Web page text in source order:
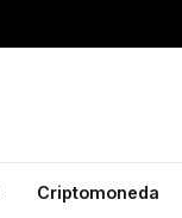
Criptomoneda